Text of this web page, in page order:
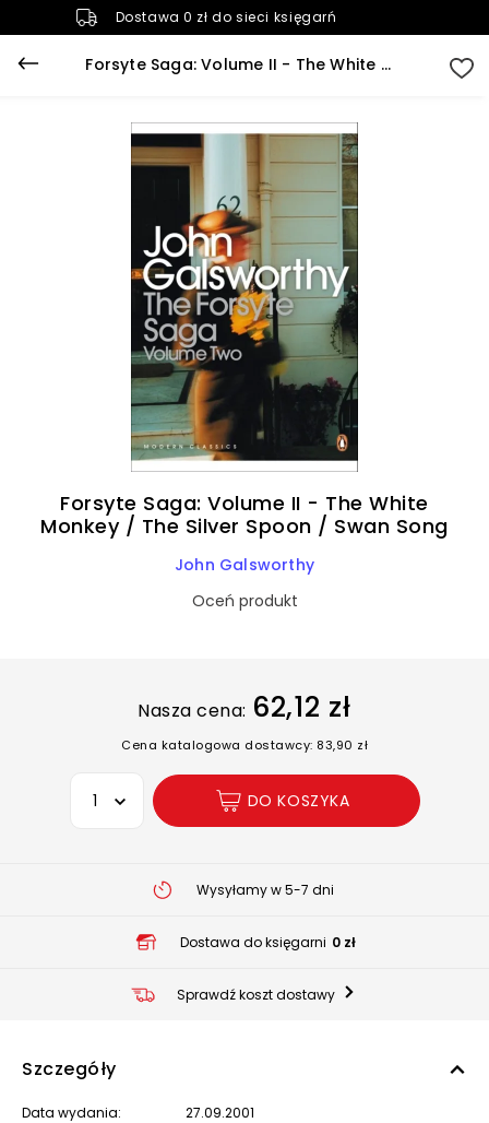
Dostawa 0 zł do sieci księgarń
Forsyte Saga: Volume II - The White Monkey / The Silver Spoon / Swan Song
Forsyte Saga: Volume II - The White
Monkey / The Silver Spoon / Swan Song
John Galsworthy
Oceń produkt
Nasza cena: 62,12 zł
Cena katalogowa dostawcy: 83,90 zł
Wybierz opcję
DO KOSZYKA
Wysyłamy w 5-7 dni
Dostawa do księgarni 0 zł
Sprawdź koszt dostawy
Szczegóły
Data wydania: 27.09.2001